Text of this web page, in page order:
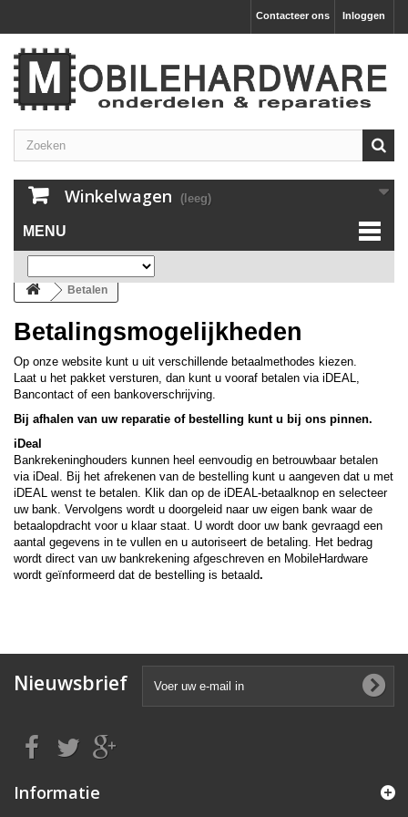
Inloggen
Contacteer ons
Winkelwagen (leeg)
MENU
Betalen
Betalingsmogelijkheden
Op onze website kunt u uit verschillende betaalmethodes kiezen.
Laat u het pakket versturen, dan kunt u vooraf betalen via iDEAL,
Bancontact of een bankoverschrijving.
Bij afhalen van uw reparatie of bestelling kunt u bij ons pinnen.
iDeal
Bankrekeninghouders kunnen heel eenvoudig en betrouwbaar betalen
via iDeal. Bij het afrekenen van de bestelling kunt u aangeven dat u met
iDEAL wenst te betalen. Klik dan op de iDEAL-betaalknop en selecteer
uw bank. Vervolgens wordt u doorgeleid naar uw eigen bank waar de
betaalopdracht voor u klaar staat. U wordt door uw bank gevraagd een
aantal gegevens in te vullen en u autoriseert de betaling. Het bedrag
wordt direct van uw bankrekening afgeschreven en MobileHardware
wordt geïnformeerd dat de bestelling is betaald.
Nieuwsbrief
Informatie